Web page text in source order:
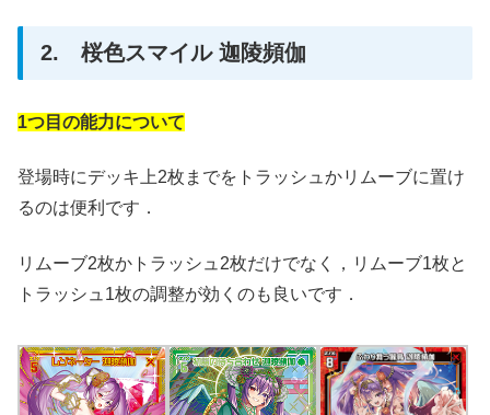
2. 桜色スマイル 迦陵頻伽
1つ目の能力について
登場時にデッキ上2枚までをトラッシュかリムーブに置け
るのは便利です．
リムーブ2枚かトラッシュ2枚だけでなく，リムーブ1枚と
トラッシュ1枚の調整が効くのも良いです．